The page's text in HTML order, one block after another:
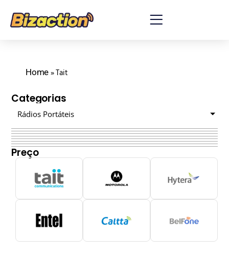
Home »Tait
Categorias
Rádios Portáteis
Digital - DMR
Motorola Solutions
Preço